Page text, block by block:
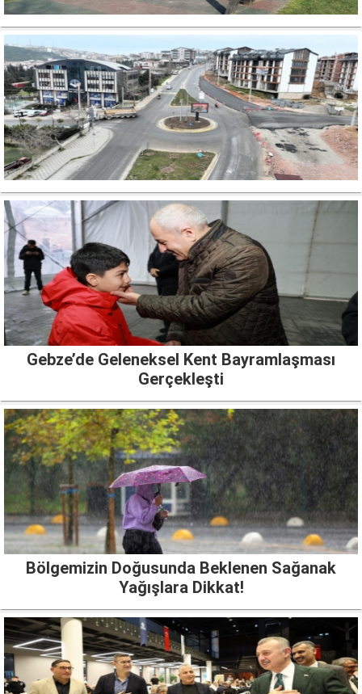
Gebze’de Geleneksel Kent Bayramlaşması
Gerçekleşti
Bölgemizin Doğusunda Beklenen Sağanak
Yağışlara Dikkat!